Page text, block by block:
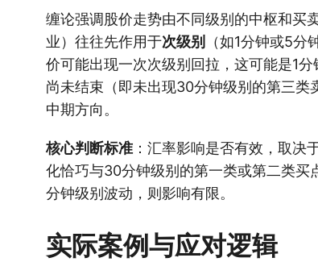
缠论强调股价走势由不同级别的中枢和买
业）往往先作用于次级别
（如1分钟或5
价可能出现一次次级别回拉，这可能是1
尚未结束（即未出现30分钟级别的第三
中期方向。
核心判断标准 ：汇率影响是否有效，取决
化恰巧与30分钟级别的第一类或第二类买
分钟级别波动，则影响有限。
实际案例与应对逻辑